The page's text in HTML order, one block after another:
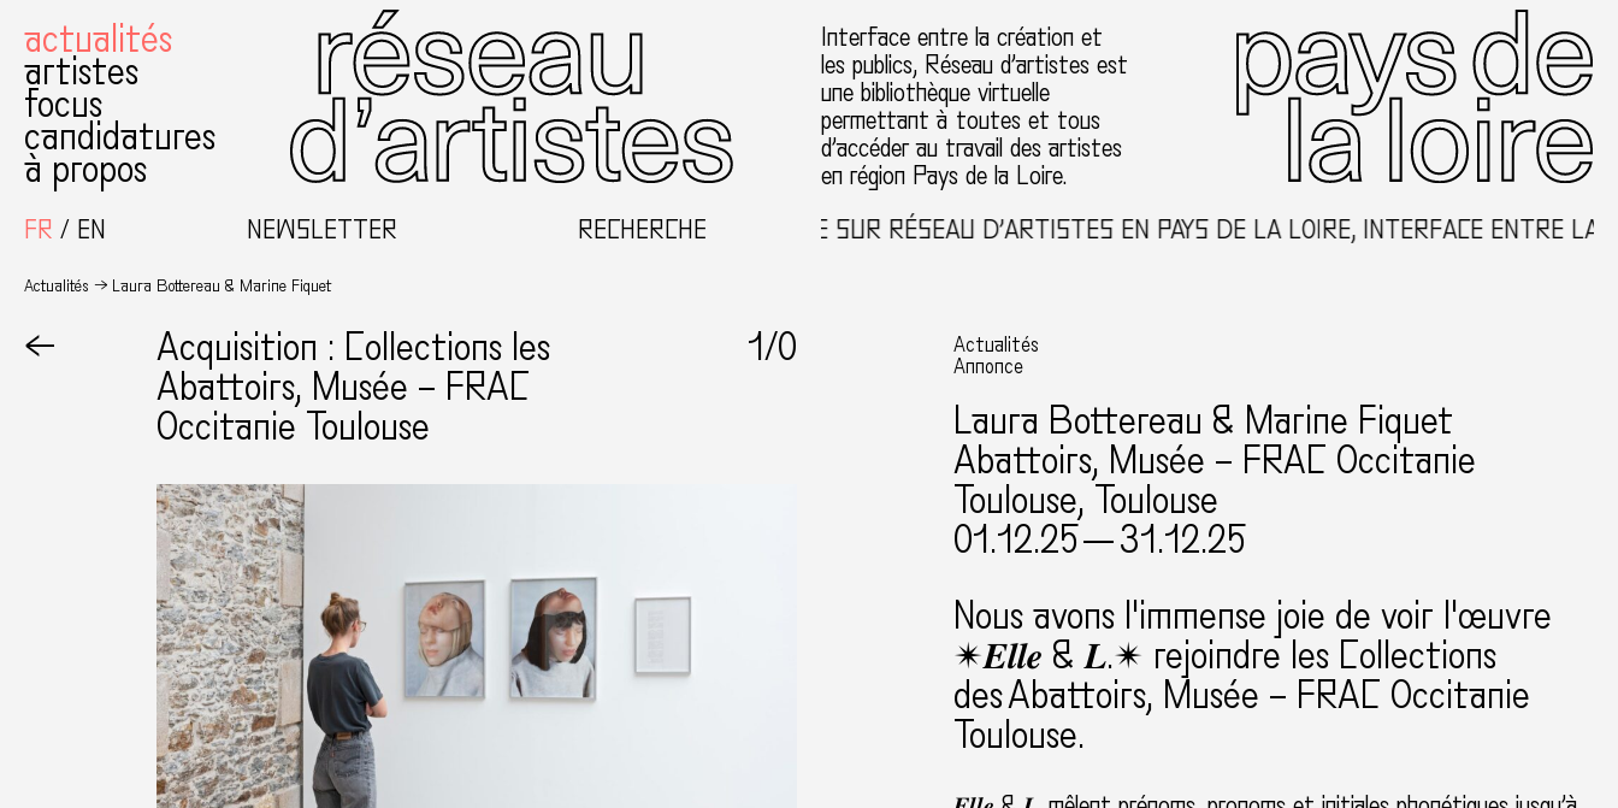
actualités
artistes
focus
candidatures
à propos
Interface entre la création et
les publics, Réseau d’artistes est
une bibliothèque virtuelle
permettant à toutes et tous
d’accéder au travail des artistes
en région Pays de la Loire.
FR
EN NEWSLETTER RECHERCHEBIENVENUE SUR RÉSEAU D’ARTISTES EN PAYS DE LA LOIRE, INTERFACE ENTRE LA
Actualités Laura Bottereau & Marine Fiquet
←
Acquisition : Collections les
Abattoirs, Musée – FRAC
Occitanie Toulouse
1/0
Actualités
Annonce
Laura Bottereau & Marine Fiquet
Abattoirs, Musée – FRAC Occitanie
Toulouse, Toulouse
01.12.25 — 31.12.25
Nous avons l'immense joie de voir l'œuvre
✴𝑬𝒍𝒍𝒆 & 𝑳.✴ rejoindre les Collections
des Abattoirs, Musée – FRAC Occitanie
Toulouse.